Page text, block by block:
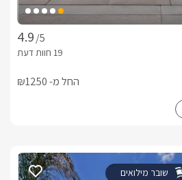
/5
החל מ- ₪1250
שובר מילואים